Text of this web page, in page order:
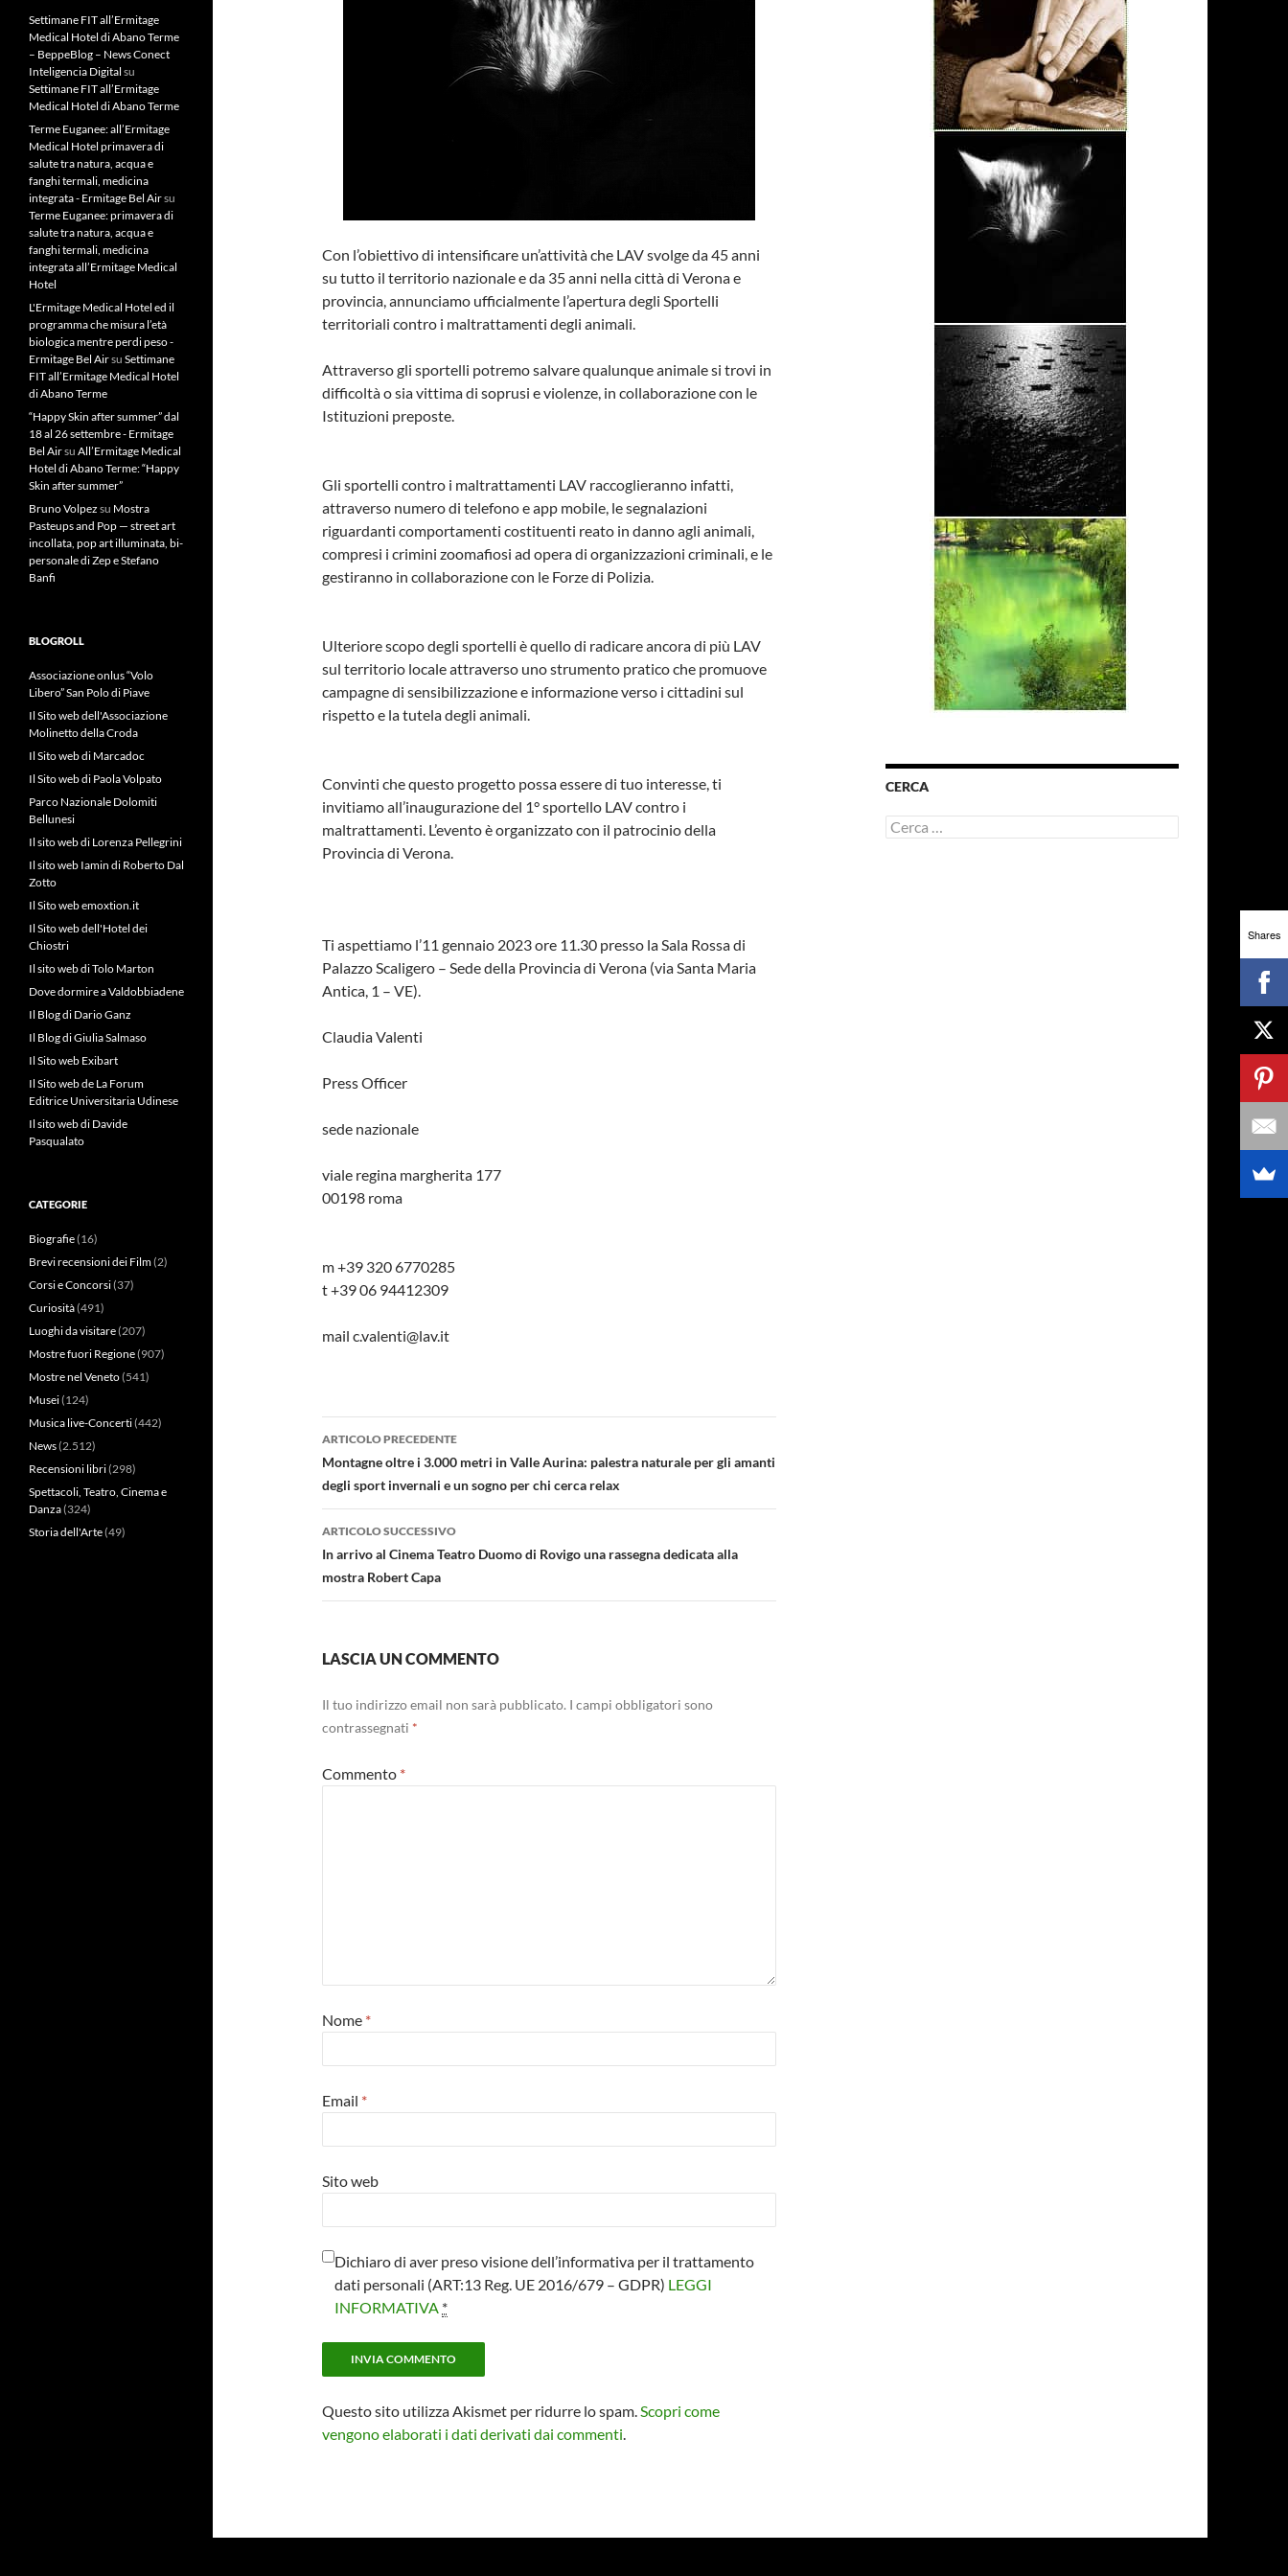
Con l’obiettivo di intensificare un’attività che LAV svolge da 45 anni
su tutto il territorio nazionale e da 35 anni nella città di Verona e
provincia, annunciamo ufficialmente l’apertura degli Sportelli
territoriali contro i maltrattamenti degli animali.
Attraverso gli sportelli potremo salvare qualunque animale si trovi in
difficoltà o sia vittima di soprusi e violenze, in collaborazione con le
Istituzioni preposte.
Gli sportelli contro i maltrattamenti LAV raccoglieranno infatti,
attraverso numero di telefono e app mobile, le segnalazioni
riguardanti comportamenti costituenti reato in danno agli animali,
compresi i crimini zoomafiosi ad opera di organizzazioni criminali, e le
gestiranno in collaborazione con le Forze di Polizia.
Ulteriore scopo degli sportelli è quello di radicare ancora di più LAV
sul territorio locale attraverso uno strumento pratico che promuove
campagne di sensibilizzazione e informazione verso i cittadini sul
rispetto e la tutela degli animali.
Convinti che questo progetto possa essere di tuo interesse, ti
invitiamo all’inaugurazione del 1° sportello LAV contro i
maltrattamenti. L’evento è organizzato con il patrocinio della
Provincia di Verona.
Ti aspettiamo l’11 gennaio 2023 ore 11.30 presso la Sala Rossa di
Palazzo Scaligero – Sede della Provincia di Verona (via Santa Maria
Antica, 1 – VE).
Claudia Valenti
Press Officer
sede nazionale
viale regina margherita 177
00198 roma
m +39 320 6770285
t +39 06 94412309
mail c.valenti@lav.it
Navigazione
articolo
ARTICOLO PRECEDENTE
Montagne oltre i 3.000 metri in Valle Aurina: palestra naturale per gli amanti
degli sport invernali e un sogno per chi cerca relax
ARTICOLO SUCCESSIVO
In arrivo al Cinema Teatro Duomo di Rovigo una rassegna dedicata alla
mostra Robert Capa
LASCIA UN COMMENTO
Il tuo indirizzo email non sarà pubblicato. I campi obbligatori sono
contrassegnati *
Commento *
Nome *
Email *
Sito web
Dichiaro di aver preso visione dell’informativa per il trattamento
dati personali (ART:13 Reg. UE 2016/679 – GDPR) LEGGI
INFORMATIVA *
Questo sito utilizza Akismet per ridurre lo spam.Scopri come
vengono elaborati i dati derivati dai commenti.
CERCA
Ricerca
per:
Settimane FIT all’Ermitage
Medical Hotel di Abano Terme
– BeppeBlog – News Conect
Inteligencia Digital su
Settimane FIT all’Ermitage
Medical Hotel di Abano Terme
Terme Euganee: all’Ermitage
Medical Hotel primavera di
salute tra natura, acqua e
fanghi termali, medicina
integrata - Ermitage Bel Airsu
Terme Euganee: primavera di
salute tra natura, acqua e
fanghi termali, medicina
integrata all’Ermitage Medical
Hotel
L'Ermitage Medical Hotel ed il
programma che misura l’età
biologica mentre perdi peso -
Ermitage Bel Airsu Settimane
FIT all’Ermitage Medical Hotel
di Abano Terme
“Happy Skin after summer” dal
18 al 26 settembre - Ermitage
Bel Airsu All’Ermitage Medical
Hotel di Abano Terme: “Happy
Skin after summer”
Bruno Volpez su Mostra
Pasteups and Pop — street art
incollata, pop art illuminata, bi-
personale di Zep e Stefano
Banfi
BLOGROLL
Associazione onlus “Volo
Libero” San Polo di Piave
Il Sito web dell'Associazione
Molinetto della Croda
Il Sito web di Marcadoc
Il Sito web di Paola Volpato
Parco Nazionale Dolomiti
Bellunesi
Il sito web di Lorenza Pellegrini
Il sito web Iamin di Roberto Dal
Zotto
Il Sito web emoxtion.it
Il Sito web dell'Hotel dei
Chiostri
Il sito web di Tolo Marton
Dove dormire a Valdobbiadene
Il Blog di Dario Ganz
Il Blog di Giulia Salmaso
Il Sito web Exibart
Il Sito web de La Forum
Editrice Universitaria Udinese
Il sito web di Davide
Pasqualato
CATEGORIE
Biografie(16)
Brevi recensioni dei Film(2)
Corsi e Concorsi(37)
Curiosità(491)
Luoghi da visitare(207)
Mostre fuori Regione(907)
Mostre nel Veneto(541)
Musei(124)
Musica live-Concerti(442)
News(2.512)
Recensioni libri(298)
Spettacoli, Teatro, Cinema e
Danza(324)
Storia dell'Arte(49)
Shares